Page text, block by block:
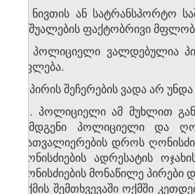
6. ნივთის ან სატრანსპორტო
საშუალების ფაქტობრივი
7. პოლიციელი ვალდებულია
უფლება.
8. პირის შეჩერების ვადა არ
9. პოლიციელი ამ მუხლით
შემდგენი პოლიციელი და
დათვალიერების დროს
ღონისძიების ადრესატის
ღონისძიების მონაწილე
თქმის შემთხვევაში ოქმში